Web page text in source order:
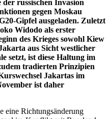
russischen Invasion
gegen Moskau
Gipfel aus­geladen. Zuletzt
Widodo als erster
des Krieges sowohl Kiew
aus Sicht westlicher
setzt, ist diese Hal­tung im
tradierten Prinzipien
Jakartas im
ist daher
eine Richtungsänderung